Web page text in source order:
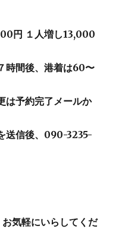
円 １人増し13,000
時間後、港着は60〜
は予約完了メールか
送信後、090-3235-
気軽にいらしてくだ